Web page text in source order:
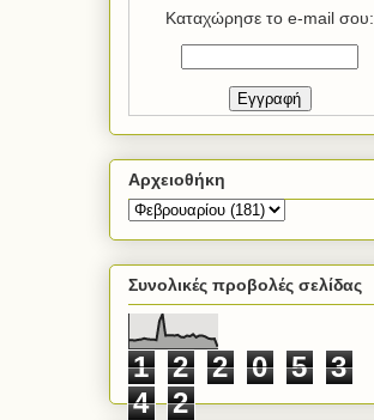
Καταχώρησε το e-mail σου:
Αρχειοθήκη
Συνολικές προβολές σελίδας
1 2 2 0 5
3
4
2